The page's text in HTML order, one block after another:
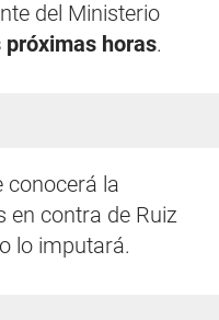
del Ministerio
próximas horas.
conocerá la
en contra de Ruiz
lo imputará.